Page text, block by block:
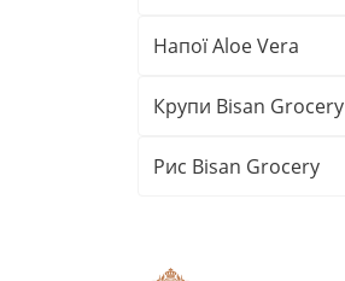
Напої Aloe Vera
Крупи Bisan Grocery
Рис Bisan Grocery